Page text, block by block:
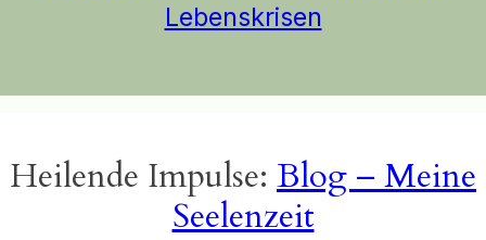
Lebenskrisen
Heilende Impulse: Blog – Meine
Seelenzeit